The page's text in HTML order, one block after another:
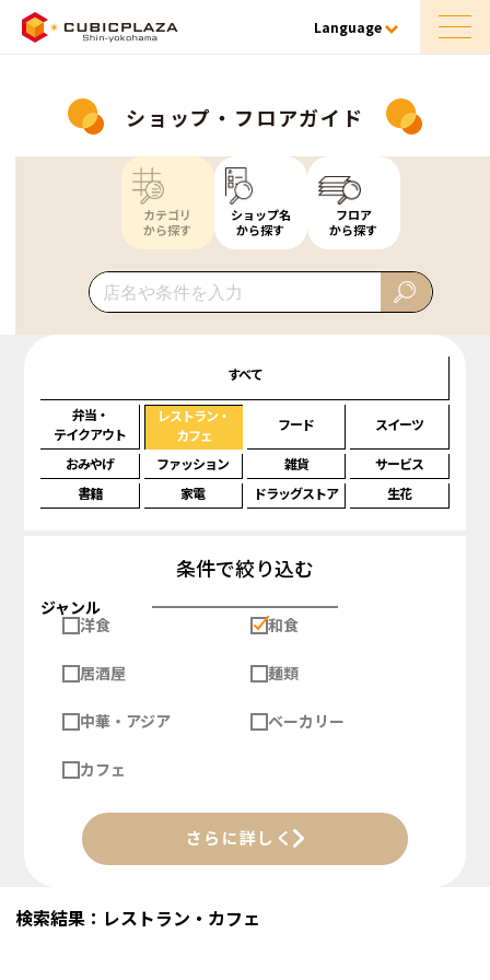
Language
ショップ・フロアガイド
カテゴリ
から探す
ショップ名
から探す
フロア
から探す
すべて
弁当・
テイクアウト
レストラン・
カフェ
フード スイーツ
おみやげ ファッション 雑貨
サービス
書籍
家電 ドラッグストア 生花
条件で絞り込む
ジャンル
洋食
和食
居酒屋 麺類
中華・アジア ベーカリー
カフェ
さらに詳しく
検索結果：レストラン・カフェ